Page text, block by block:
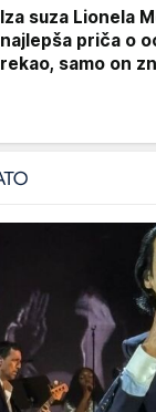
Iza suza Lionela
najlepša priča o
rekao, samo on